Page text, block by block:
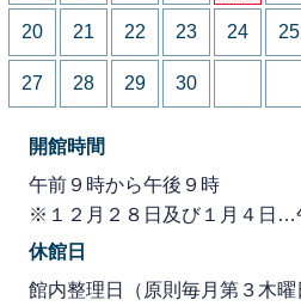
20 21 22 23 24 25
27 28 29 30
開館時間
午前９時から午後９時
※１２月２８日及び１月４日…
休館日
館内整理日（原則毎月第３木